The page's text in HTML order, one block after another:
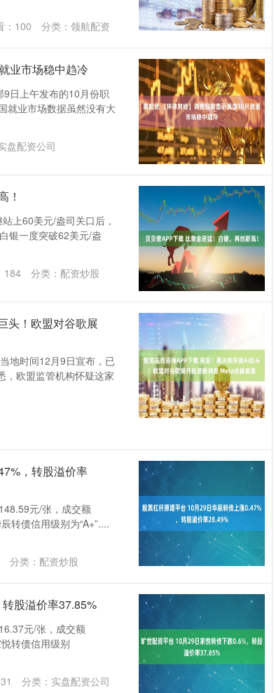
100 分类： 领航配资
业市场稳中趋冷
日上午发布的10月份职
就业市场数据虽然没有大
盘配资公司
！
上60美元/盎司关口后，
银一度突破62美元/盎
184 分类： 配资炒股
头！欧盟对谷歌展
地时间12月9日宣布，已
，欧盟监管机构怀疑这家
，转股溢价率
元/张，成交额
转债信用级别为“A+”....
分类： 配资炒股
股溢价率37.85%
元/张，成交额
转债信用级别
分类： 实盘配资公司